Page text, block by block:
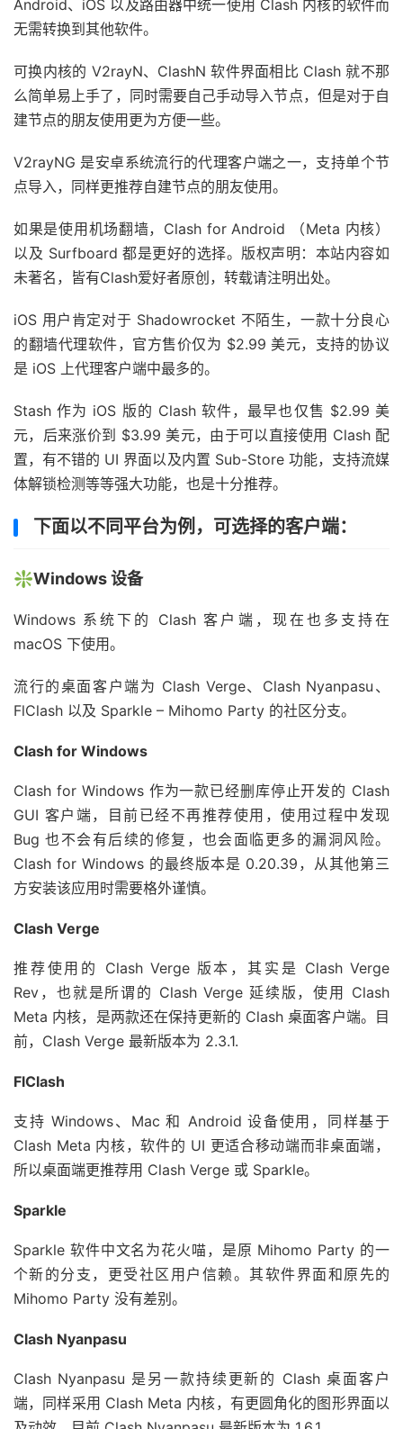
Android、iOS 以及路由器中统一使用 Clash 内核的软件而
无需转换到其他软件。
可换内核的 V2rayN、ClashN 软件界面相比 Clash 就不那
么简单易上手了，同时需要自己手动导入节点，但是对于自
建节点的朋友使用更为方便一些。
V2rayNG 是安卓系统流行的代理客户端之一，支持单个节
点导入，同样更推荐自建节点的朋友使用。
如果是使用机场翻墙，Clash for Android （Meta 内核）
以及 Surfboard 都是更好的选择。版权声明：本站内容如
未著名，皆有Clash爱好者原创，转载请注明出处。
iOS 用户肯定对于 Shadowrocket 不陌生，一款十分良心
的翻墙代理软件，官方售价仅为 $2.99 美元，支持的协议
是 iOS 上代理客户端中最多的。
Stash 作为 iOS 版的 Clash 软件，最早也仅售 $2.99 美
元，后来涨价到 $3.99 美元，由于可以直接使用 Clash 配
置，有不错的 UI 界面以及内置 Sub-Store 功能，支持流媒
体解锁检测等等强大功能，也是十分推荐。
下面以不同平台为例，可选择的客户端：
❇️Windows 设备
Windows 系统下的 Clash 客户端，现在也多支持在
macOS 下使用。
流行的桌面客户端为 Clash Verge、Clash Nyanpasu、
FlClash 以及 Sparkle – Mihomo Party 的社区分支。
Clash for Windows
Clash for Windows 作为一款已经删库停止开发的 Clash
GUI 客户端，目前已经不再推荐使用，使用过程中发现
Bug 也不会有后续的修复，也会面临更多的漏洞风险。
Clash for Windows 的最终版本是 0.20.39，从其他第三
方安装该应用时需要格外谨慎。
Clash Verge
推荐使用的 Clash Verge 版本，其实是 Clash Verge
Rev，也就是所谓的 Clash Verge 延续版，使用 Clash
Meta 内核，是两款还在保持更新的 Clash 桌面客户端。目
前，Clash Verge 最新版本为 2.3.1.
FlClash
支持 Windows、Mac 和 Android 设备使用，同样基于
Clash Meta 内核，软件的 UI 更适合移动端而非桌面端，
所以桌面端更推荐用 Clash Verge 或 Sparkle。
Sparkle
Sparkle 软件中文名为花火喵，是原 Mihomo Party 的一
个新的分支，更受社区用户信赖。其软件界面和原先的
Mihomo Party 没有差别。
Clash Nyanpasu
Clash Nyanpasu 是另一款持续更新的 Clash 桌面客户
端，同样采用 Clash Meta 内核，有更圆角化的图形界面以